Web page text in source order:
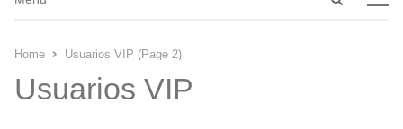
Home Usuarios VIP (Page 2)
Usuarios VIP